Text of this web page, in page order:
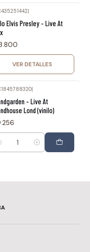
Elvis Presley - Live At
VER DETALLES
|
- Live At
Lond (vinilo)